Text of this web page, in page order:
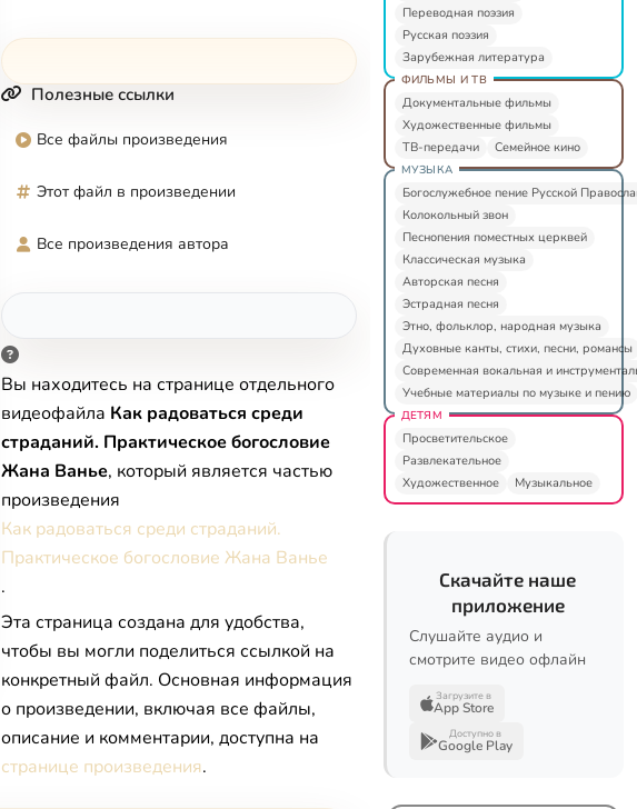
Полезные ссылки
Все файлы произведения
Этот файл в произведении
Все произведения автора
Вы находитесь на странице отдельного
видеофайла Как радоваться среди
страданий. Практическое богословие
Жана Ванье, который является частью
произведения
Как радоваться среди страданий.
Практическое богословие Жана Ванье
.
Эта страница создана для удобства,
чтобы вы могли поделиться ссылкой на
конкретный файл. Основная информация
о произведении, включая все файлы,
описание и комментарии, доступна на
странице произведения.
Переводная поэзия
Русская поэзия
Зарубежная литература
ФИЛЬМЫ И ТВ
Документальные фильмы
Художественные фильмы
ТВ-передачи
Семейное кино
МУЗЫКА
Богослужебное пение Русской
Колокольный звон
Песнопения поместных церквей
Классическая музыка
Авторская песня
Эстрадная песня
Этно, фольклор, народная музыка
Духовные канты, стихи, песни, романсы
Современная вокальная и
Учебные материалы по музыке и пению
ДЕТЯМ
Просветительское
Развлекательное
Художественное
Музыкальное
Скачайте наше
приложение
Слушайте аудио и
смотрите видео офлайн
Загрузите в
App Store
Доступно в
Google Play